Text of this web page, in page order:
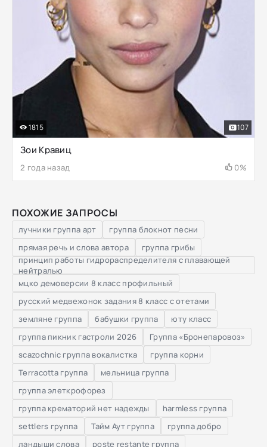
Зои Кравиц
2 года назад 0%
1815 107
ПОХОЖИЕ ЗАПРОСЫ
лучники группа арт
группа блокнот песни
прямая речь и слова автора
группа грибы
принцип работы гидрораспределителя с плавающей
нейтралью
мцко демоверсии 8 класс профильный
русский медвежонок задания 8 класс с отетами
земляне группа
бабушки группа
юту класс
группа пикник гастроли 2026
Группа «Бронепаровоз»
scazochnic группа вокалистка
группа корни
Terracotta группа
мельница группа
группа элеткрофорез
группа крематорий нет надежды
harmless группа
settlers группа
Тайм Аут группа
группа добро
ландыши слова
poste restante группа